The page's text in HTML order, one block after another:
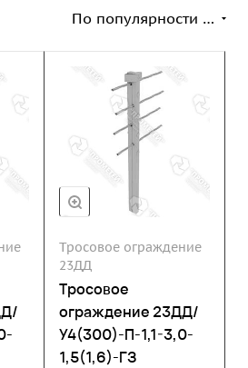
По популярности (возрастание)
Тросовое ограждение
23ДД
Тросовое
ограждение 23ДД/
У4(300)-П-1,1-3,0-
1,5(1,6)-ГЗ